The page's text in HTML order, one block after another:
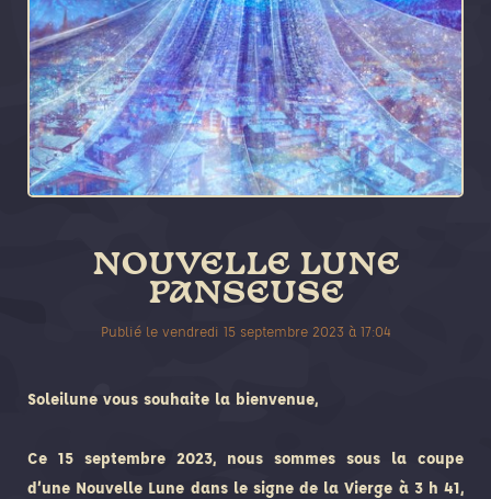
NOUVELLE LUNE
PANSEUSE
Publié le vendredi 15 septembre 2023 à 17:04
Soleilune vous souhaite la bienvenue,
Ce 15 septembre 2023, nous sommes sous la coupe
d’une Nouvelle Lune dans le signe de la Vierge à 3 h 41,